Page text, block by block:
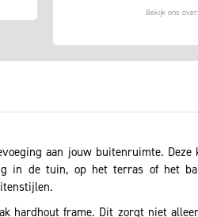
aan jouw buitenruimte.
in de tuin, op het terras of het
hardhout frame. Dit zorgt niet